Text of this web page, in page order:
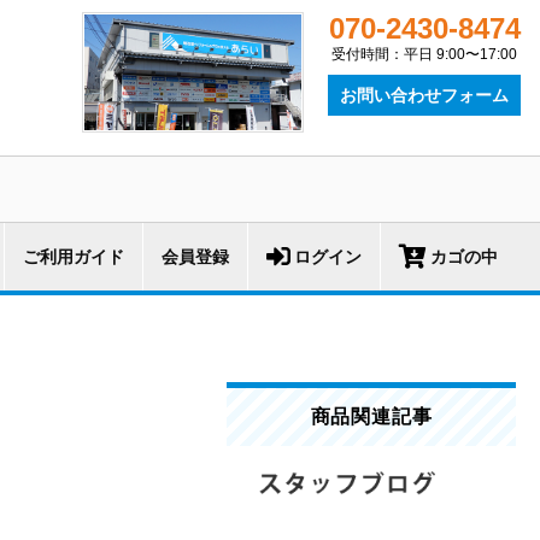
070-2430-8474
受付時間：平日 9:00〜17:00
お問い合わせフォーム
ご利用ガイド 会員登録 ログイン カゴの中
商品関連記事